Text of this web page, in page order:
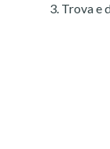
Trova e